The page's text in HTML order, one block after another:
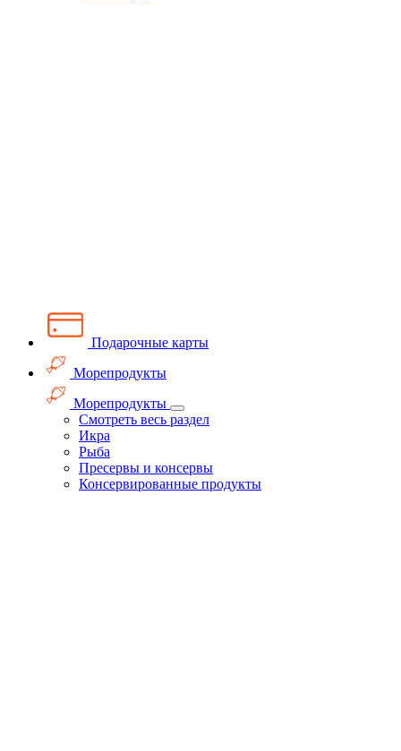
Подарочные карты
Морепродукты
Морепродукты
Смотреть весь раздел
Икра
Рыба
Пресервы и консервы
Консервированные продукты